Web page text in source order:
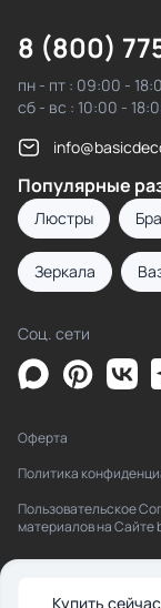
Купить сейчас
8 (800)
пн - пт : 09:00 -
сб - вс : 10:00 -
Популярные
Люстры Бра
Зеркала
Соц. сети
Оферта
Политика
Пользовательское
материалов на Сайте